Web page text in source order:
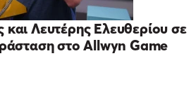
Λευτέρης Ελευθερίου σε
στο Allwyn Game